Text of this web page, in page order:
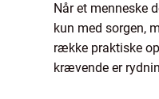
Når et menneske
kun med sorgen,
række praktiske
krævende er